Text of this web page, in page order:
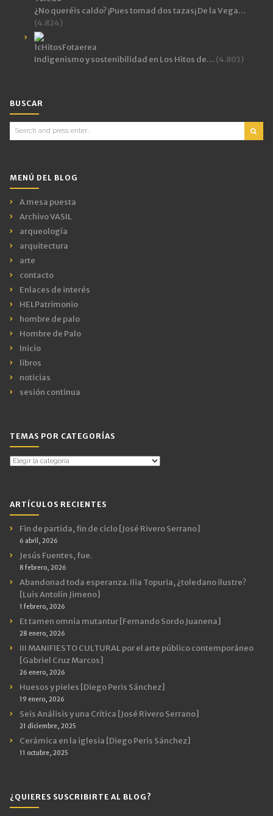
¿No queréis caldo? ¡Pues tomad dos tazas¡ De la Vega…
(4.824)
Indigenismo y sostenibilidad en Los Hitos de… (4.803)
BUSCAR
Search
for:
MENÚ DEL BLOG
A mesa puesta
Archivo VASIL
arqueología
arquitectura
arte
contacto
Enlaces de interés
HELPatrimonio
hombre de palo
Hombre de Palo
Inicio
libros
noticias
sesión continua
TEMAS POR CATEGORÍAS
Temas
ARTÍCULOS RECIENTES
Fin de partida, fin de ciclo [José Rivero Serrano]
6 abril, 2026
Jesús Fuentes, fue.
8 febrero, 2026
Abandonad toda esperanza. Ilia Topuria, ¿toledano ilustre?
[Luis Antolín Jimeno]
1 febrero, 2026
Et tamen omnia mutantur [Fernando Sordo Juanena]
28 enero, 2026
III MANIFIESTO CULTURAL por el arte público contemporáneo
[Gabriel Cruz Marcos]
26 enero, 2026
Huesos y pieles [Diego Peris Sánchez]
19 enero, 2026
Seis Análisis y una Crítica [José Rivero Serrano]
21 diciembre, 2025
Cerámica en la iglesia [Diego Peris Sánchez]
11 octubre, 2025
¿QUIERES SUSCRIBIRTE AL BLOG?